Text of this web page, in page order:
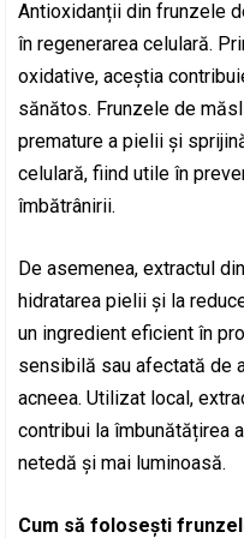
Antioxidanții din frunzele
în regenerarea celulară.
oxidative, aceștia
sănătos. Frunzele de
premature a pielii și
celulară, fiind utile în
îmbătrânirii.
De asemenea, extractul
hidratarea pielii și la
un ingredient eficient în
sensibilă sau afectată de
acneea. Utilizat local,
contribui la îmbunătățirea
netedă și mai luminoasă.
Cum să folosești